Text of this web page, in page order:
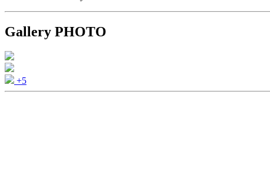
Gallery PHOTO
+5